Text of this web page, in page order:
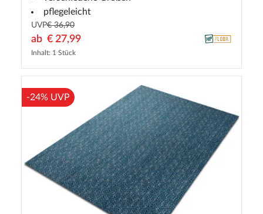
pflegeleicht
UVP€ 36,90
ab € 27,99
Inhalt: 1 Stück
-24% UVP